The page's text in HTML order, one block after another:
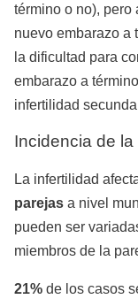
término o no), pero
nuevo embarazo a
la dificultad para
embarazo a
infertilidad
Incidencia de
La infertilidad
parejas a nivel
pueden ser
miembros de la
21% de los casos